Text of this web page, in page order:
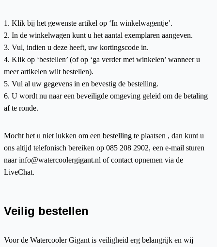
1. Klik bij het gewenste artikel op ‘In winkelwagentje’.
2. In de winkelwagen kunt u het aantal exemplaren aangeven.
3. Vul, indien u deze heeft, uw kortingscode in.
4. Klik op ‘bestellen’ (of op ‘ga verder met winkelen’ wanneer u
meer artikelen wilt bestellen).
5. Vul al uw gegevens in en bevestig de bestelling.
6. U wordt nu naar een beveiligde omgeving geleid om de betaling
af te ronde.
Mocht het u niet lukken om een bestelling te plaatsen , dan kunt u
ons altijd telefonisch bereiken op 085 208 2902, een e-mail sturen
naar info@watercoolergigant.nl of contact opnemen via de
LiveChat.
Veilig bestellen
Voor de Watercooler Gigant is veiligheid erg belangrijk en wij